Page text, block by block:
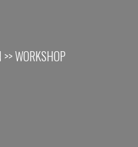
WORKSHOP